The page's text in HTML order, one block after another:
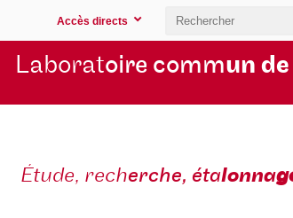
Accès directs
Laboratoire commun
Étude, recherche, étalonna